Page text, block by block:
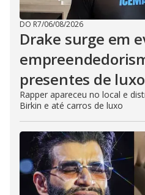
DO R7/06/08/2026
Drake surge em
presentes de luxo
Rapper apareceu no local e
Birkin e até carros de luxo